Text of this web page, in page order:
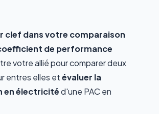
clef dans votre comparaison
de performance
votre allié pour comparer deux
entres elles etévaluer la
en électricitéd'une PAC en